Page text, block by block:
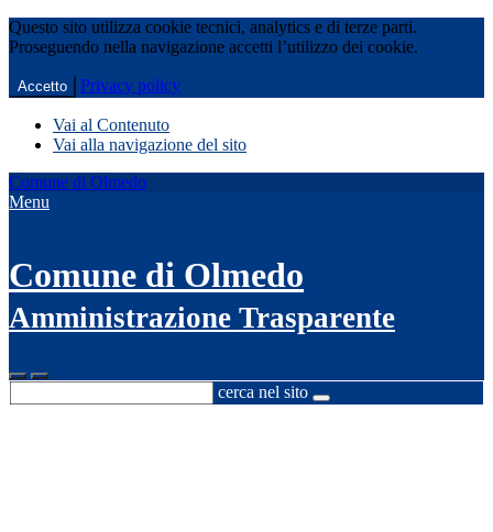
Questo sito utilizza cookie tecnici, analytics e di terze parti.
Proseguendo nella navigazione accetti l’utilizzo dei cookie.
Accetto Privacy policy
Vai al Contenuto
Vai alla navigazione del sito
Comune di Olmedo
Menu
Comune di Olmedo
Amministrazione Trasparente
cerca nel sito